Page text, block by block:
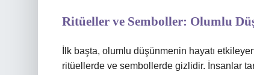
Ritüeller ve Semboller: Olumlu
İlk başta, olumlu düşünmenin hayatı
ritüellerde ve sembollerde gizlidir. İnsanlar